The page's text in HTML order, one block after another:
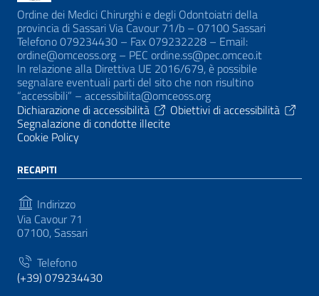
Ordine dei Medici Chirurghi e degli Odontoiatri della
provincia di Sassari Via Cavour 71/b – 07100 Sassari
Telefono 079234430 – Fax 079232228 – Email:
ordine@omceoss.org – PEC ordine.ss@pec.omceo.it
In relazione alla Direttiva UE 2016/679, è possibile
segnalare eventuali parti del sito che non risultino
“accessibili” – accessibilita@omceoss.org
Dichiarazione di accessibilità
Obiettivi di accessibilità
Segnalazione di condotte illecite
Cookie Policy
RECAPITI
Indirizzo
Via Cavour 71
07100, Sassari
Telefono
(+39) 079234430